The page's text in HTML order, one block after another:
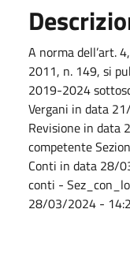
A norma dell’art.
2011, n. 149, si
2019-2024
Vergani in data
Revisione in data
competente
Conti in data 28/
conti -
28/03/2024 -